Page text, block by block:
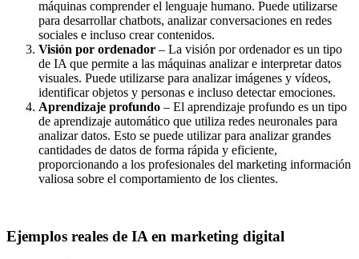
máquinas comprender el lenguaje humano. Puede utilizarse
para desarrollar chatbots, analizar conversaciones en redes
sociales e incluso crear contenidos.
Visión por ordenador – La visión por ordenador es un tipo
de IA que permite a las máquinas analizar e interpretar datos
visuales. Puede utilizarse para analizar imágenes y vídeos,
identificar objetos y personas e incluso detectar emociones.
Aprendizaje profundo – El aprendizaje profundo es un tipo
de aprendizaje automático que utiliza redes neuronales para
analizar datos. Esto se puede utilizar para analizar grandes
cantidades de datos de forma rápida y eficiente,
proporcionando a los profesionales del marketing información
valiosa sobre el comportamiento de los clientes.
Ejemplos reales de IA en marketing digital